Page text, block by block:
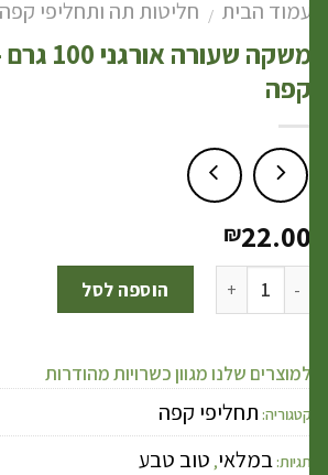
הבית / חליטות תה ותחליפי קפה /
משקה שעורה
₪
הוספה לסל
שלנו מגוון כשרויות מהודרות
תחליפי קפה
במלאי,טוב טבע